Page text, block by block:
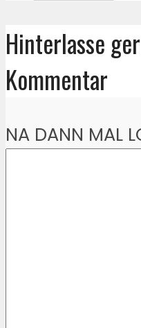
Hinterlasse
Kommentar
NA DANN MAL